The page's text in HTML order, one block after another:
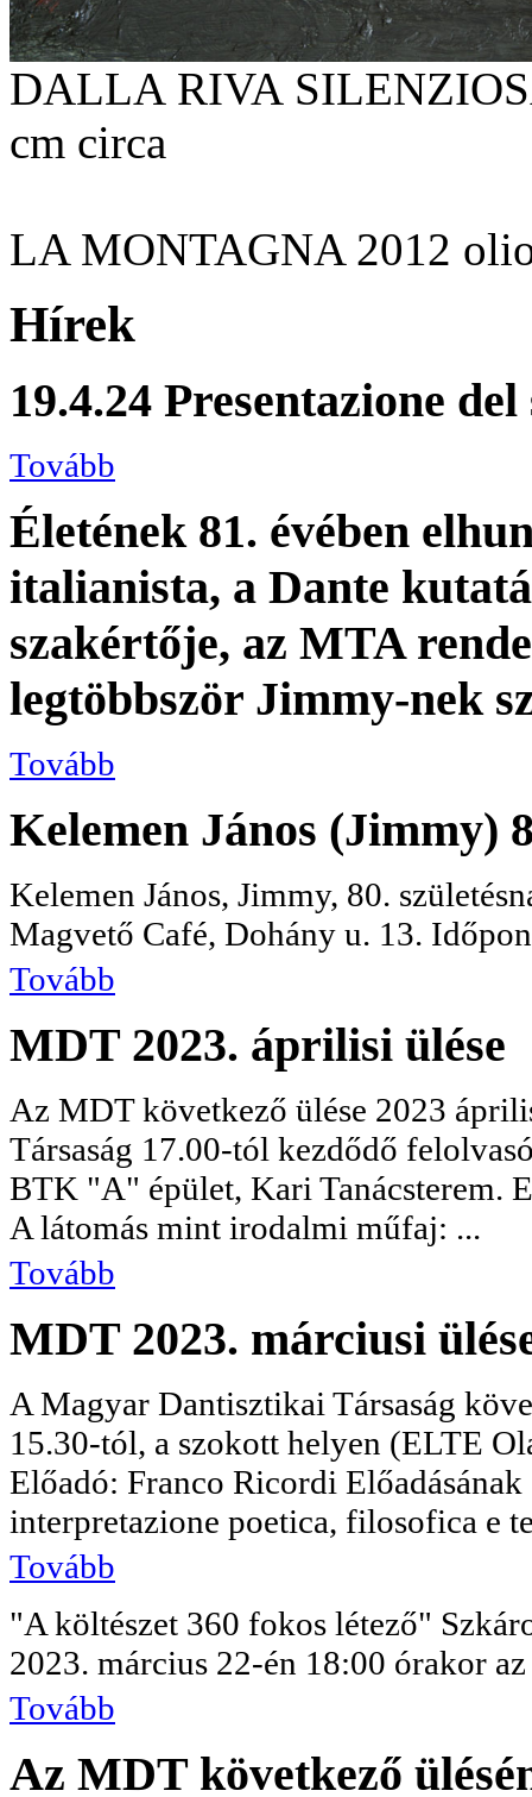
DALLA RIVA
cm circa
LA MONTAGNA 2012
Hírek
19.4.24 Presentazione
Tovább
Életének 81. évében
italianista, a Dante
szakértője, az MTA
legtöbbször Jimmy-nek
Tovább
Kelemen János (Jimmy)
Kelemen János, Jimmy, 80.
Magvető Café, Dohány u. 13.
Tovább
MDT 2023. áprilisi ülése
Az MDT következő ülése 2023
Társaság 17.00-tól kezdődő
BTK "A" épület, Kari Tanácsterem.
A látomás mint irodalmi műfaj: ...
Tovább
MDT 2023. márciusi
A Magyar Dantisztikai Társaság
15.30-tól, a szokott helyen (ELTE
Előadó: Franco Ricordi
interpretazione poetica, filosofica e
Tovább
"A költészet 360 fokos létező"
2023. március 22-én 18:00 órakor
Tovább
Az MDT következő